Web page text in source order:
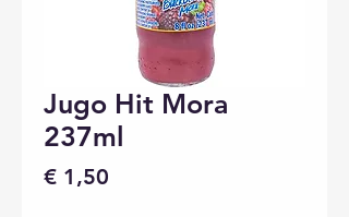
Jugo Hit Mora
237ml
€ 1,50